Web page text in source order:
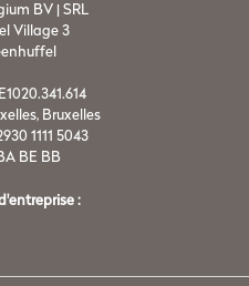
BV | SRL
Village 3
Bruxelles
1111 5043
BE BB
: